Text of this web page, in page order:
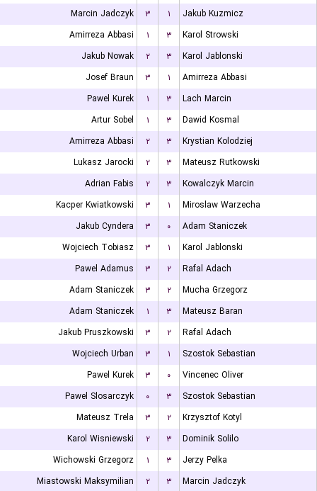
Marcin Jadczyk
۳ ۱
Jakub Kuzmicz
Amirreza Abbasi
۱ ۳
Karol Strowski
Jakub Nowak
۲ ۳
Karol Jablonski
Josef Braun
۳ ۱
Amirreza Abbasi
Pawel Kurek
۱ ۳
Lach Marcin
Artur Sobel
۱ ۳
Dawid Kosmal
Amirreza Abbasi
۲ ۳
Krystian Kolodziej
Lukasz Jarocki
۲ ۳
Mateusz Rutkowski
Adrian Fabis
۲ ۳
Kowalczyk Marcin
Kacper Kwiatkowski
۳ ۱
Miroslaw Warzecha
Jakub Cyndera
۳ ۰
Adam Staniczek
Wojciech Tobiasz
۳ ۱
Karol Jablonski
Pawel Adamus
۳ ۲
Rafal Adach
Adam Staniczek
۳ ۲
Mucha Grzegorz
Adam Staniczek
۱ ۳
Mateusz Baran
Jakub Pruszkowski
۳ ۲
Rafal Adach
Wojciech Urban
۳ ۱
Szostok Sebastian
Pawel Kurek
۳ ۰
Vincenec Oliver
Pawel Slosarczyk
۰ ۳
Szostok Sebastian
Mateusz Trela
۳ ۲
Krzysztof Kotyl
Karol Wisniewski
۲ ۳
Dominik Solilo
Wichowski Grzegorz
۱ ۳
Jerzy Pelka
Miastowski Maksymilian
۲ ۳
Marcin Jadczyk